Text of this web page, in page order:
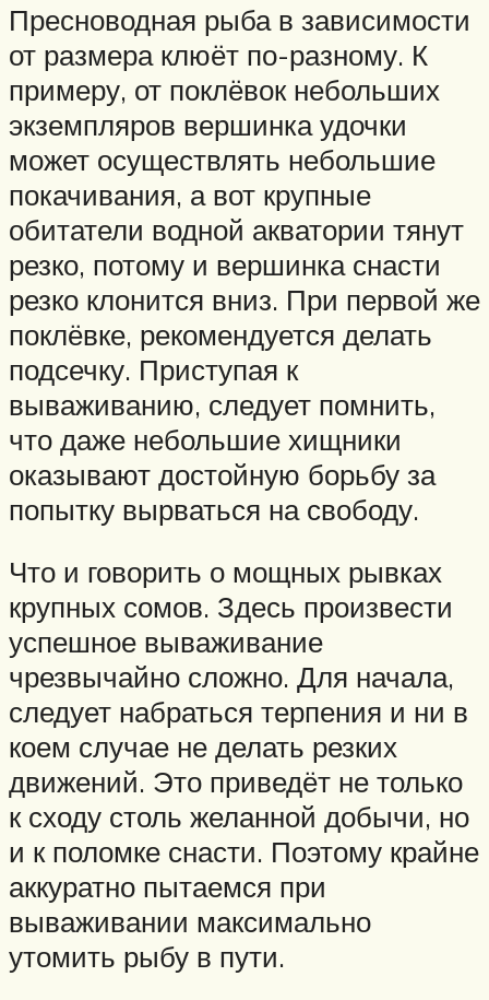
Пресноводная рыба в зависимости
от размера клюёт по-разному. К
примеру, от поклёвок небольших
экземпляров вершинка удочки
может осуществлять небольшие
покачивания, а вот крупные
обитатели водной акватории тянут
резко, потому и вершинка снасти
резко клонится вниз. При первой же
поклёвке, рекомендуется делать
подсечку. Приступая к
вываживанию, следует помнить,
что даже небольшие хищники
оказывают достойную борьбу за
попытку вырваться на свободу.
Что и говорить о мощных рывках
крупных сомов. Здесь произвести
успешное вываживание
чрезвычайно сложно. Для начала,
следует набраться терпения и ни в
коем случае не делать резких
движений. Это приведёт не только
к сходу столь желанной добычи, но
и к поломке снасти. Поэтому крайне
аккуратно пытаемся при
вываживании максимально
утомить рыбу в пути.